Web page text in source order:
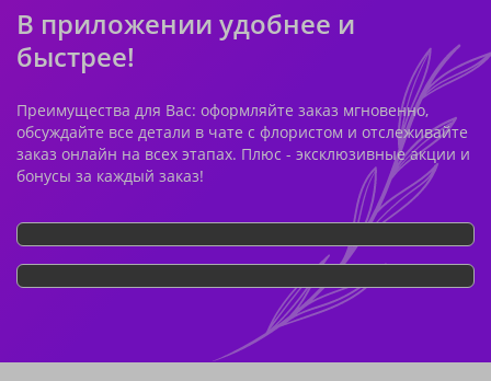
В приложении удобнее и
быстрее!
Преимущества для Вас: оформляйте заказ мгновенно,
обсуждайте все детали в чате с флористом и отслеживайте
заказ онлайн на всех этапах. Плюс - эксклюзивные акции и
бонусы за каждый заказ!